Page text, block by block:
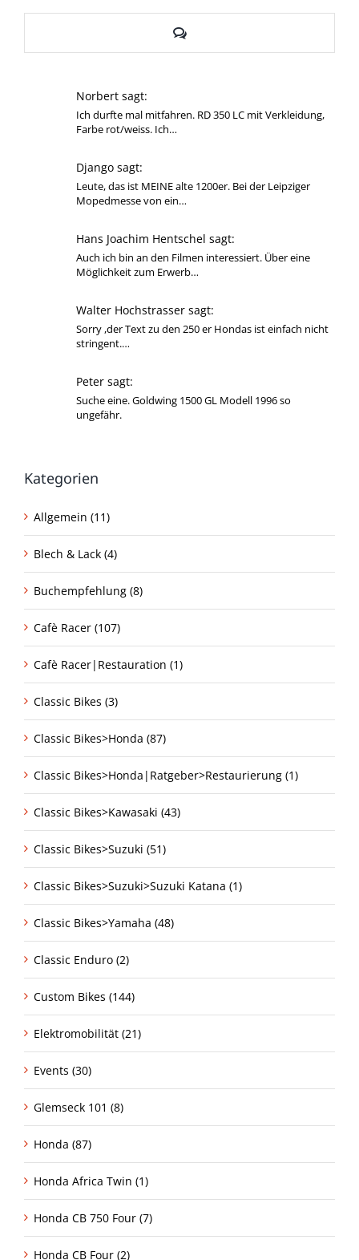
Kommentare
Norbert sagt:
Ich durfte mal mitfahren. RD 350 LC mit Verkleidung,
Farbe rot/weiss. Ich…
Django sagt:
Leute, das ist MEINE alte 1200er. Bei der Leipziger
Mopedmesse von ein…
Hans Joachim Hentschel sagt:
Auch ich bin an den Filmen interessiert. Über eine
Möglichkeit zum Erwerb…
Walter Hochstrasser sagt:
Sorry ,der Text zu den 250 er Hondas ist einfach nicht
stringent.…
Peter sagt:
Suche eine. Goldwing 1500 GL Modell 1996 so
ungefähr.
Kategorien
Allgemein (11)
Blech & Lack (4)
Buchempfehlung (8)
Cafè Racer (107)
Cafè Racer|Restauration (1)
Classic Bikes (3)
Classic Bikes>Honda (87)
Classic Bikes>Honda|Ratgeber>Restaurierung (1)
Classic Bikes>Kawasaki (43)
Classic Bikes>Suzuki (51)
Classic Bikes>Suzuki>Suzuki Katana (1)
Classic Bikes>Yamaha (48)
Classic Enduro (2)
Custom Bikes (144)
Elektromobilität (21)
Events (30)
Glemseck 101 (8)
Honda (87)
Honda Africa Twin (1)
Honda CB 750 Four (7)
Honda CB Four (2)